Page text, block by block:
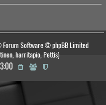
Software © phpBB Limited
harritapio, Pettis)